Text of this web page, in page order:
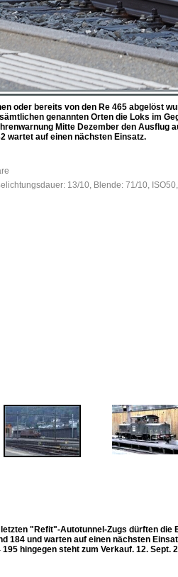
oder bereits von den Re 465 abgelöst
genannten Orten die Loks im
Mitte Dezember den
wartet auf einen nächsten Einsatz.
13/10, Blende: 71/10,
"Refit"-Autotunnel-Zugs dürften
184 und warten auf einen nächsten
hingegen steht zum Verkauf. 12. Sept.